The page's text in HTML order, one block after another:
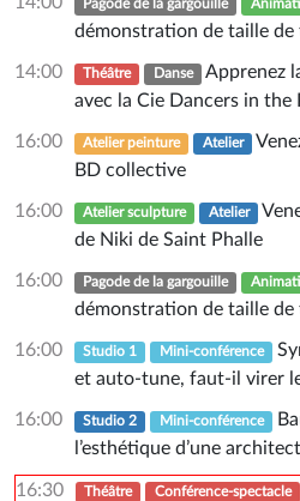
Pagode de la gargouille
démonstration de taille de
14:00 Théâtre Danse Apprenez
avec la Cie Dancers in the
16:00 Atelier peinture Atelier
BD collective
16:00 Atelier sculpture Atelier
de Niki de Saint Phalle
16:00 Pagode de la gargouille
démonstration de taille de
16:00 Studio 1 Mini-conférence
et auto-tune, faut-il virer
16:00 Studio 2 Mini-conférence
l’esthétique d’une
16:30 Théâtre Conférence-spectacle